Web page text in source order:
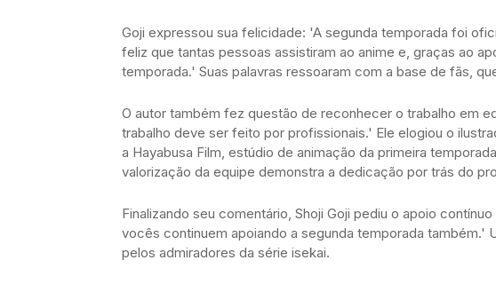
Goji expressou sua felicidade: 'A segunda temporada foi
feliz que tantas pessoas assistiram ao anime e, graças ao
temporada.' Suas palavras ressoaram com a base de fãs,
O autor também fez questão de reconhecer o trabalho em
trabalho deve ser feito por profissionais.' Ele elogiou o
a Hayabusa Film, estúdio de animação da primeira
valorização da equipe demonstra a dedicação por trás do
Finalizando seu comentário, Shoji Goji pediu o apoio
vocês continuem apoiando a segunda temporada também.'
pelos admiradores da série isekai.